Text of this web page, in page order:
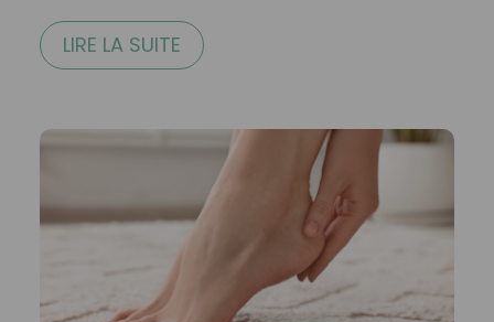
LIRE LA SUITE